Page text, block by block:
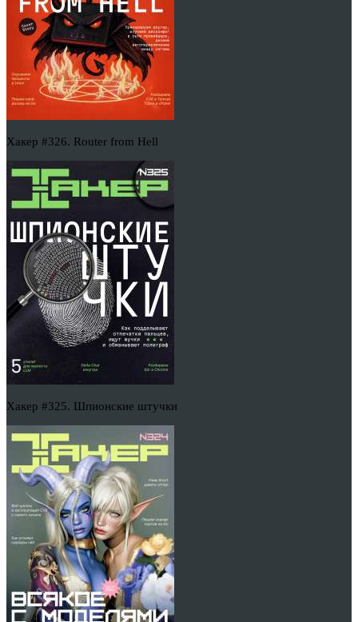
Хакер #326. Router from Hell
Хакер #325. Шпионские штучки